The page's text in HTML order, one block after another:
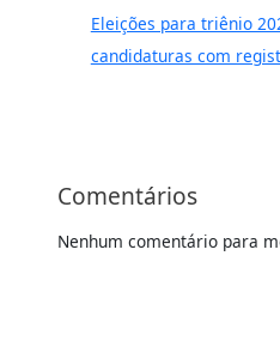
Eleições para triênio
candidaturas com
Comentários
Nenhum comentário para